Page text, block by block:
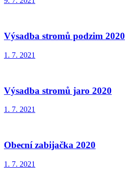
Výsadba stromů podzim 2020
1. 7. 2021
Výsadba stromů jaro 2020
1. 7. 2021
Obecní zabijačka 2020
1. 7. 2021